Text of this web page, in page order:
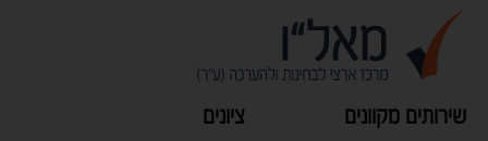
שירותים מקוונים ציונים